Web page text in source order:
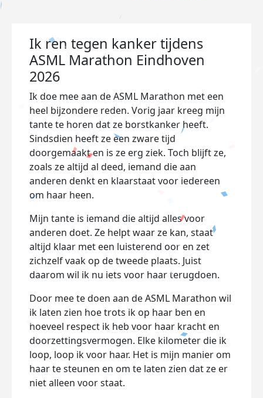
Ik ren tegen kanker tijdens
ASML Marathon Eindhoven
2026
Ik doe mee aan de ASML Marathon met een
heel bijzondere reden. Vorig jaar kreeg mijn
tante te horen dat ze borstkanker heeft.
Sindsdien heeft ze een zware tijd
doorgemaakt en is ze erg ziek. Toch blijft ze,
zoals ze altijd al deed, iemand die aan
anderen denkt en klaarstaat voor iedereen
om haar heen.
Mijn tante is iemand die altijd alles voor
anderen doet. Ze helpt waar ze kan, staat
altijd klaar met een luisterend oor en zet
zichzelf vaak op de tweede plaats. Juist
daarom wil ik nu iets voor haar terugdoen.
Door mee te doen aan de ASML Marathon wil
ik laten zien hoe trots ik op haar ben en
hoeveel respect ik heb voor haar kracht en
doorzettingsvermogen. Elke kilometer die ik
loop, loop ik voor haar. Het is mijn manier om
haar te steunen en om te laten zien dat ze er
niet alleen voor staat.